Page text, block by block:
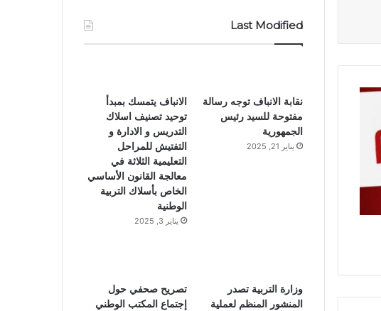
Last Modified
نقابة الانباف توجه رسالة
مفتوحة للسيد رئيس
الجمهورية
يناير 21, 2025
الانباف يتمسك بمبدأ
توحيد تصنيف اسلاك
التدريس و الادارة و
التفتيش للمراحل
التعليمية الثلاثة في
معالجة القانون الأساسي
الخاص بأسلاك التربية
الوطنية
يناير 3, 2025
وزارة التربية تصدر
المنشور المنظم لعملية
تصريح صحفي حول
إجتماع المكتب الوطني